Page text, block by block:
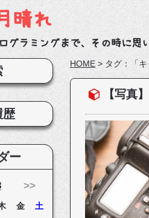
晴れ
グラミングまで、その時に
HOME > タグ：「
【写真
歴
ー
>>
金
土